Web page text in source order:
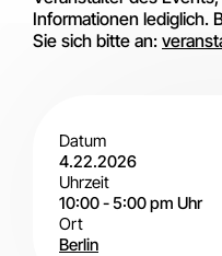
Informationen lediglich.
Sie sich bitte an:
Datum
4.22.2026
Uhrzeit
10:00-5:00 pm Uhr
Ort
Berlin